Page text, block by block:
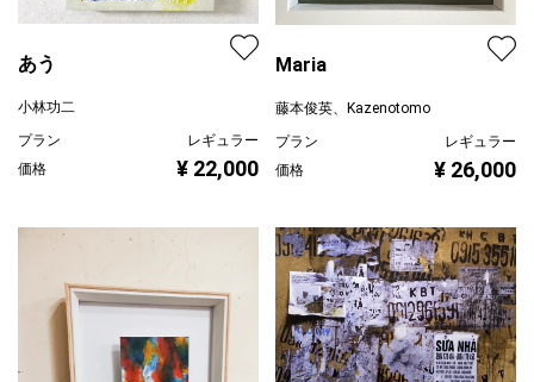
あう
小林功二
プラン
レギュラー
価格
¥ 22,000
Maria
藤本俊英、Kazenotomo
プラン
レギュラー
価格
¥ 26,000